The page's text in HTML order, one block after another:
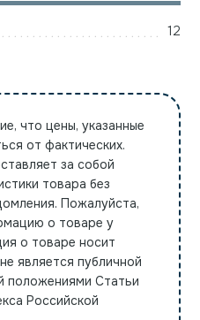
12
что цены, указанные
от фактических.
за собой
товара без
Пожалуйста,
о товаре у
о товаре носит
является публичной
положениями Статьи
Российской